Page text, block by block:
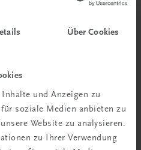
Über Cookies
und Anzeigen zu
soziale Medien anbieten zu
Website zu analysieren.
zu Ihrer Verwendung